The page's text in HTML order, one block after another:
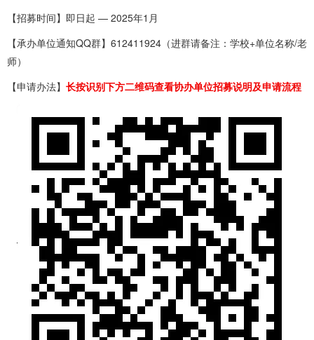
【招募时间】即日起 — 2025年1月
【承办单位通知QQ群】612411924（进群请备注：学校+单位名称/老
师）
【申请办法】 长按识别下方二维码查看协办单位招募说明及申请流程